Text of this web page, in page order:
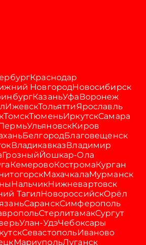
Краснодар
НовгородНовосибирск
КазаньУфаВоронеж
ИжевскТольяттиЯрославль
ТомскТюменьИркутскСамара
УльяновскКиров
БелгородБлаговещенск
ВладикавказВладимир
ГрозныйЙошкар-Ола
КемеровоКостромаКурган
МахачкалаМурманск
НальчикНижневартовск
ТагилНовороссийскОрёл
СаранскСимферополь
СтерлитамакСургут
Улан-УдэЧебоксары
СевастопольИваново
МариупольЛуганск